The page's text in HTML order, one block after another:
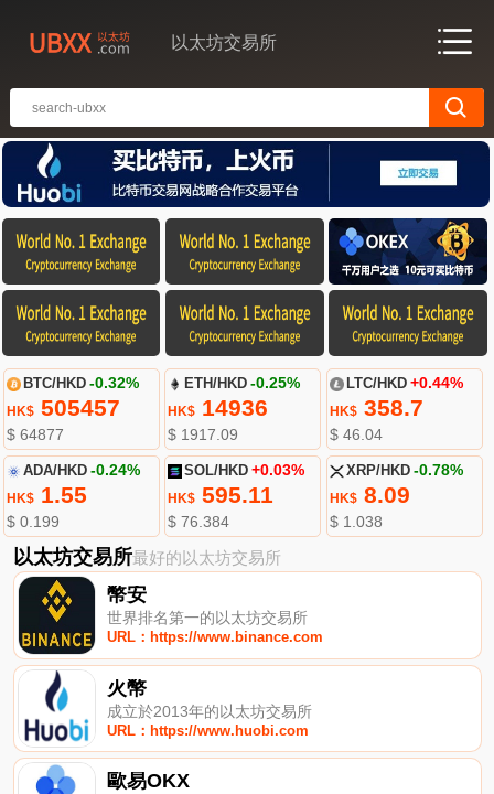
以太坊交易所
BTC/HKD -0.32%
HK$505457
$ 64877
ETH/HKD -0.25%
HK$ 14936
$ 1917.09
LTC/HKD +0.44%
HK$358.7
$ 46.04
ADA/HKD -0.24%
HK$1.55
$ 0.199
SOL/HKD +0.03%
HK$ 595.11
$ 76.384
XRP/HKD -0.78%
HK$8.09
$ 1.038
以太坊交易所最好的以太坊交易所
幣安
世界排名第一的以太坊交易所
URL：https://www.binance.com
火幣
成立於2013年的以太坊交易所
URL：https://www.huobi.com
歐易OKX